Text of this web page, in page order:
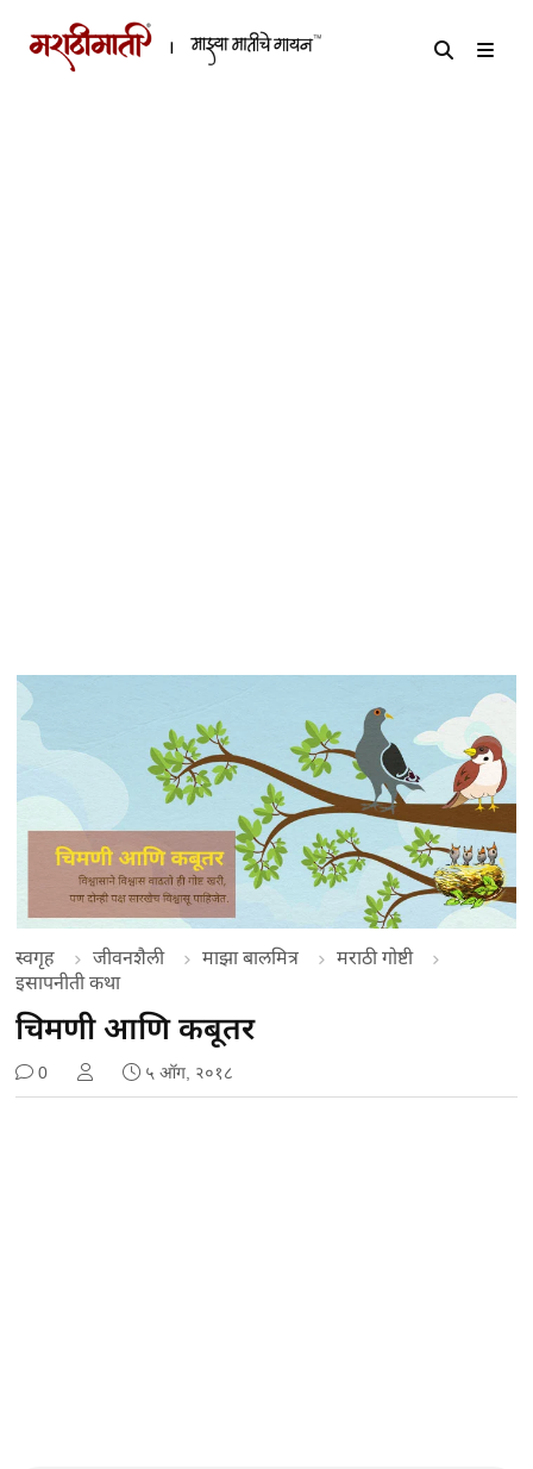
स्वगृह जीवनशैली माझा बालमित्र
मराठी गोष्टी
इसापनीती कथा
चिमणी आणि कबूतर
0 ५ ऑग, २०१८